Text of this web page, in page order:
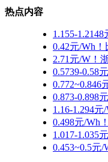
热点内容
1.155-
0.42元/Wh
2.71元/W！
0.5739-0.58
0.772~0.846
0.873-0.898
1.16-1.294
0.498元/Wh
1.017-1.035
0.453~0.5元